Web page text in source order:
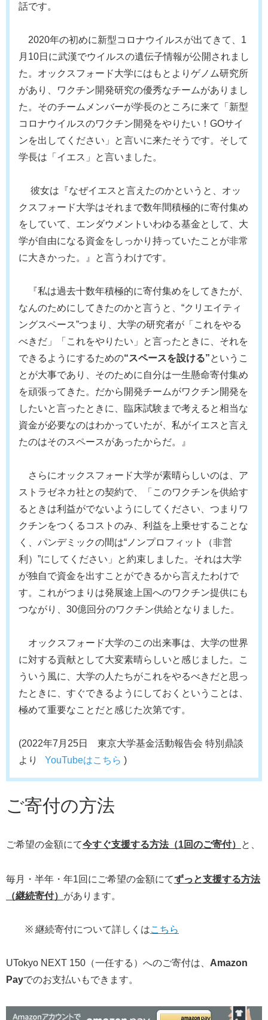
話です。
2020年の初めに新型コロナウイルスが出てきて、1
月10日に武漢でウイルスの遺伝子情報が公開されまし
た。オックスフォード大学にはもとよりゲノム研究所
があり、ワクチン開発研究の優秀なチームがありまし
た。そのチームメンバーが学長のところに来て「新型
コロナウイルスのワクチン開発をやりたい！GOサイ
ンを出してください」と言いに来たそうです。そして
学長は「イエス」と言いました。
彼女は『なぜイエスと言えたのかというと、オッ
クスフォード大学はそれまで数年間積極的に寄付集め
をしていて、エンダウメントいわゆる基金として、大
学が自由になる資金をしっかり持っていたことが非常
に大きかった。』と言うわけです。
『私は過去十数年積極的に寄付集めをしてきたが、
なんのためにしてきたのかと言うと、“クリエイティ
ングスペース”つまり、大学の研究者が「これをやる
べきだ」「これをやりたい」と言ったときに、それを
できるようにするための“スペースを設ける”というこ
とが大事であり、そのために自分は一生懸命寄付集め
を頑張ってきた。だから開発チームがワクチン開発を
したいと言ったときに、臨床試験まで考えると相当な
資金が必要なのはわかっていたが、私がイエスと言え
たのはそのスペースがあったからだ。』
さらにオックスフォード大学が素晴らしいのは、ア
ストラゼネカ社との契約で、「このワクチンを供給す
るときは利益がでないようにしてください、つまりワ
クチンをつくるコストのみ、利益を上乗せすることな
く、パンデミックの間は“ノンプロフィット（非営
利）”にしてください」と約束しました。それは大学
が独自で資金を出すことができるから言えたわけで
す。これがつまりは発展途上国へのワクチン提供にも
つながり、30億回分のワクチン供給となりました。
オックスフォード大学のこの出来事は、大学の世界
に対する貢献として大変素晴らしいと感じました。こ
ういう風に、大学の人たちがこれをやるべきだと思っ
たときに、すぐできるようにしておくということは、
極めて重要なことだと感じた次第です。
(2022年7月25日 東京大学基金活動報告会 特別鼎談
より YouTubeはこちら )
ご寄付の方法
ご希望の金額にて今すぐ支援する方法（1回のご寄付） と、
毎月・半年・年1回にご希望の金額にてずっと支援する方法
（継続寄付） があります。
※ 継続寄付について詳しくはこちら
UTokyo NEXT 150（一任する）へのご寄付は、 Amazon
Payでのお支払いもできます。